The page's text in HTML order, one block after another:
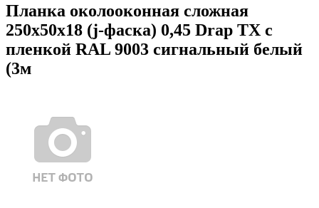
Планка околооконная сложная
250х50х18 (j-фаска) 0,45 Drap TX с
пленкой RAL 9003 сигнальный белый
(3м